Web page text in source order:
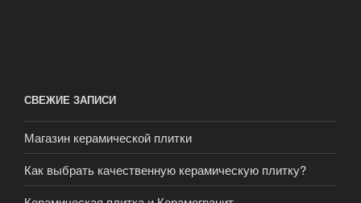
СВЕЖИЕ ЗАПИСИ
Магазин керамической плитки
Как выбрать качественную керамическую плитку?